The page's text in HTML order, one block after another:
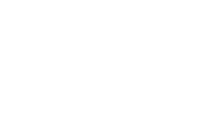
Arvostelut yhteensä: 21